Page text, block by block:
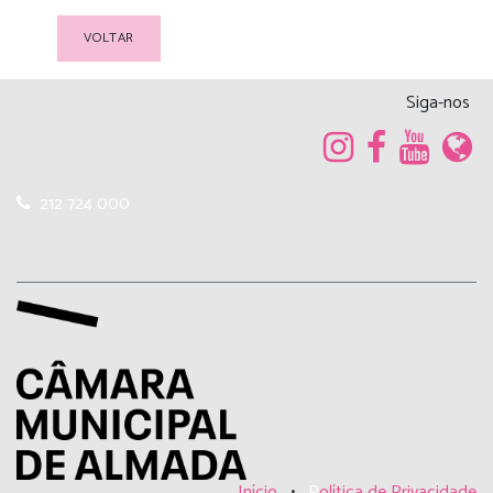
VOLTAR
Siga-nos
212 724 000